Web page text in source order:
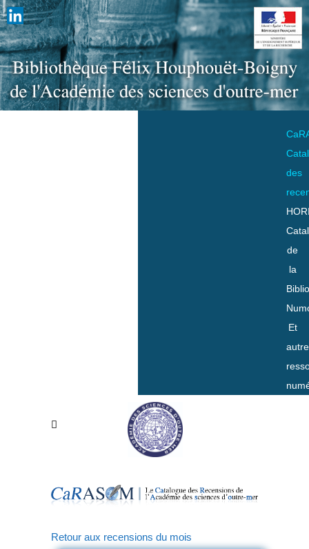
des
de
la
Et
Retour aux recensions du mois